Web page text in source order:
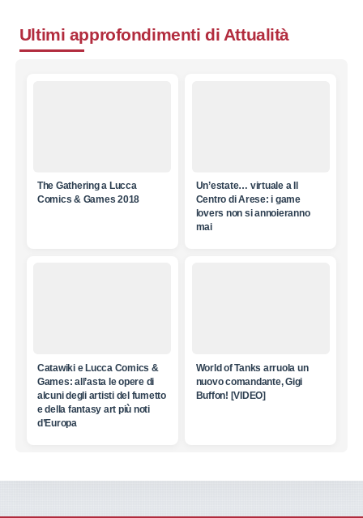
Ultimi approfondimenti di Attualità
The Gathering a Lucca
Comics & Games 2018
Un’estate… virtuale a Il
Centro di Arese: i game
lovers non si annoieranno
mai
Catawiki e Lucca Comics &
Games: all’asta le opere di
alcuni degli artisti del fumetto
e della fantasy art più noti
d’Europa
World of Tanks arruola un
nuovo comandante, Gigi
Buffon! [VIDEO]